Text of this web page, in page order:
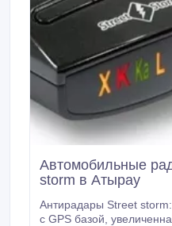
Автомобильные
storm в Атырау
Антирадары Street
с GPS базой, увеличенная рупорная антенна,